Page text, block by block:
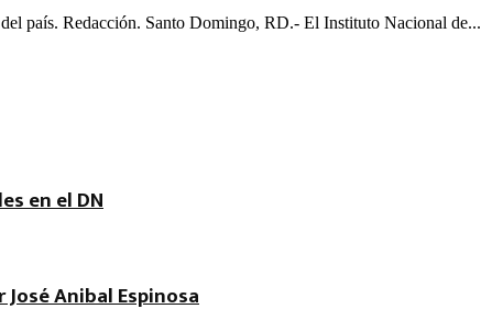
país. Redacción. Santo Domingo, RD.- El Instituto Nacional de...
en el DN
Anibal Espinosa